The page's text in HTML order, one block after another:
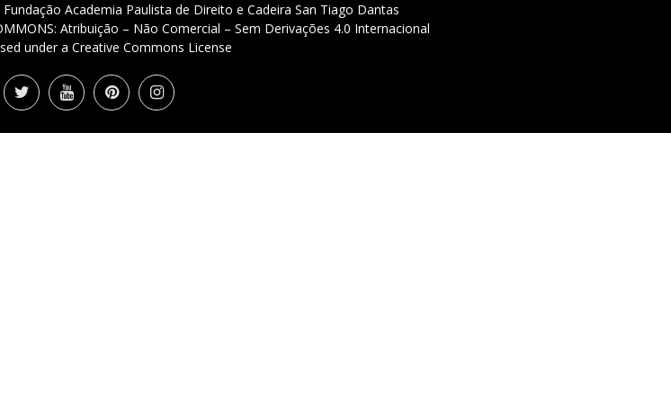
Academia Paulista de Direito e Cadeira San Tiago Dantas
Atribuição – Não Comercial – Sem Derivações 4.0 Internacional
under a Creative Commons License